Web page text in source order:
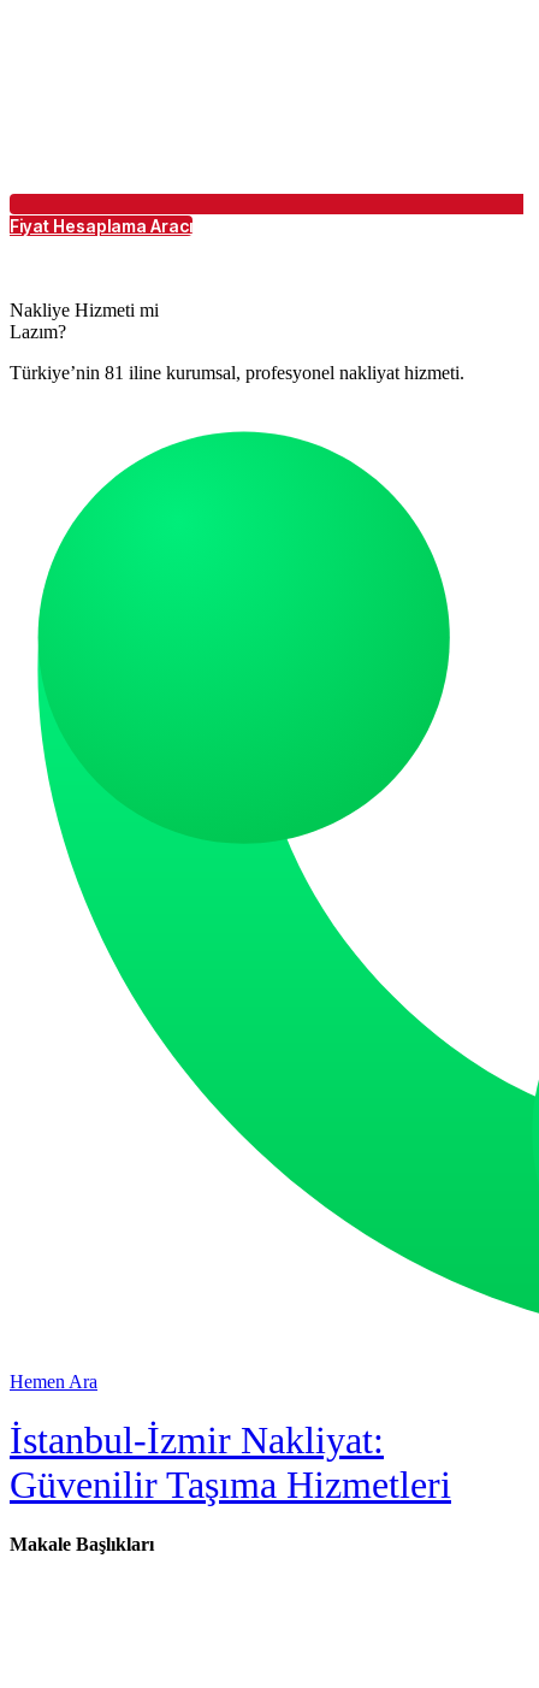
Fiyat Hesaplama Aracı
Nakliye Hizmeti mi
Lazım?
Türkiye’nin 81 iline kurumsal, profesyonel nakliyat hizmeti.
Hemen Ara
İstanbul-İzmir Nakliyat:
Güvenilir Taşıma Hizmetleri
Makale Başlıkları